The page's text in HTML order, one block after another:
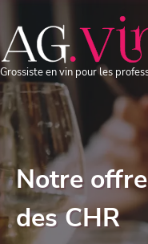
Grossiste en vin pour les
Notre
des CHR